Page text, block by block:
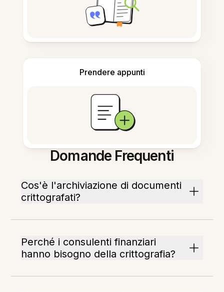
Prendere appunti
Domande Frequenti
Cos'è l'archiviazione di documenti
crittografati?
Perché i consulenti finanziari
hanno bisogno della crittografia?